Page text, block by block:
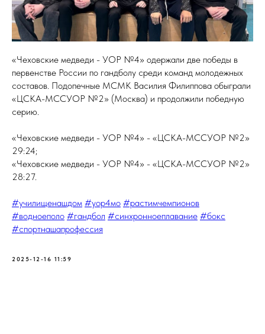
«Чеховские медведи - УОР №4» одержали две победы в
первенстве России по гандболу среди команд молодежных
составов. Подопечные МСМК Василия Филиппова обыграли
«ЦСКА-МССУОР №2» (Москва) и продолжили победную
серию.
«Чеховские медведи - УОР №4» - «ЦСКА-МССУОР №2»
29:24;
«Чеховские медведи - УОР №4» - «ЦСКА-МССУОР №2»
28:27.
#училищенашдом #уор4мо #растимчемпионов
#водноеполо #гандбол #синхронноеплавание #бокс
#спортнашапрофессия
2025-12-16 11:59